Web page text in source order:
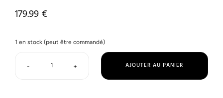
179.99€
1 en stock (peut être commandé)
+
- AJOUTER AU PANIER